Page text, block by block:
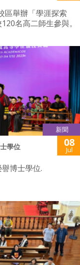
區舉辦「學涯探索
名高二師生參與。
新聞
學位 08
Jul
博士學位.